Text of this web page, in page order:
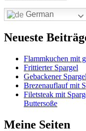
German
Neueste
Flammkuchen mit
Frittierter Spargel
Gebackener
Brezenauflauf mit
Filetsteak mit
Buttersoße
Meine Seiten